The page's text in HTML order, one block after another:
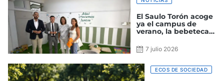
El Saulo Torón acoge
ya el campus de
verano, la bebeteca y
Gáldar’
7 julio 2026
ECOS DE SOCIEDAD